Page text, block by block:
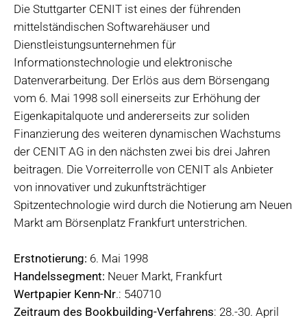
Die Stuttgarter CENIT ist eines der führenden
mittelständischen Softwarehäuser und
Dienstleistungsunternehmen für
Informationstechnologie und elektronische
Datenverarbeitung. Der Erlös aus dem Börsengang
vom 6. Mai 1998 soll einerseits zur Erhöhung der
Eigenkapitalquote und andererseits zur soliden
Finanzierung des weiteren dynamischen Wachstums
der CENIT AG in den nächsten zwei bis drei Jahren
beitragen. Die Vorreiterrolle von CENIT als Anbieter
von innovativer und zukunftsträchtiger
Spitzentechnologie wird durch die Notierung am Neuen
Markt am Börsenplatz Frankfurt unterstrichen.
Erstnotierung: 6. Mai 1998
Handelssegment: Neuer Markt, Frankfurt
Wertpapier Kenn-Nr.: 540710
Zeitraum des Bookbuilding-Verfahrens: 28.-30. April